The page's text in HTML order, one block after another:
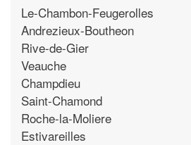
Le-Chambon-Feugerolles
Andrezieux-Boutheon
Rive-de-Gier
Veauche
Champdieu
Saint-Chamond
Roche-la-Moliere
Estivareilles